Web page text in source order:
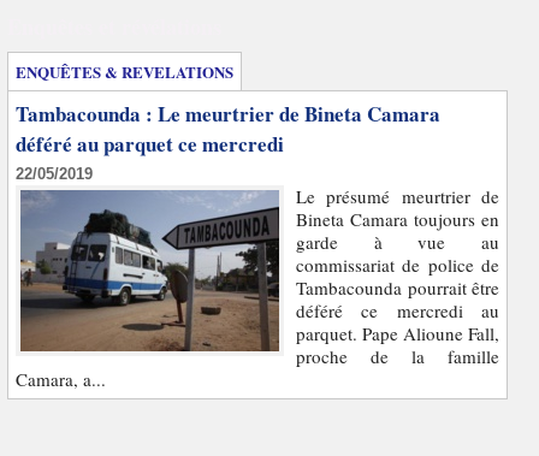
ENQUÊTES & REVELATIONS
Tambacounda : Le meurtrier de Bineta Camara
déféré au parquet ce mercredi
22/05/2019
Le présumé meurtrier de
Bineta Camara toujours en
garde à vue au
commissariat de police de
Tambacounda pourrait être
déféré ce mercredi au
parquet. Pape Alioune Fall,
proche de la famille
Camara, a...